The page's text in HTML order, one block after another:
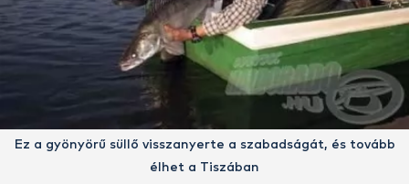
Ez a gyönyörű süllő visszanyerte a szabadságát, és tovább
élhet a Tiszában